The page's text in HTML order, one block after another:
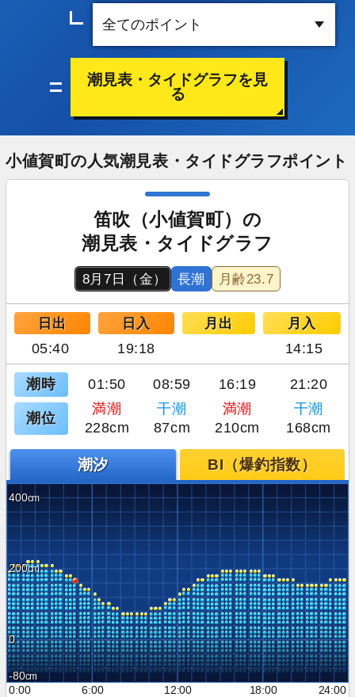
潮見表・タイドグラフを見
る
小値賀町の人気潮見表・タイドグラフポイント
笛吹（小値賀町）の
潮見表・タイドグラフ
8月7日（金） 長潮 月齢23.7
日出 日入 月出 月入
05:40 19:18 14:15
潮時 01:50 08:59 16:19 21:20
潮位
満潮 干潮 満潮
干潮
228cm
87cm 210cm 168cm
潮汐 BI（爆釣指数）
400
200
0
-80
0:00
6:00 12:00 18:00 24:00